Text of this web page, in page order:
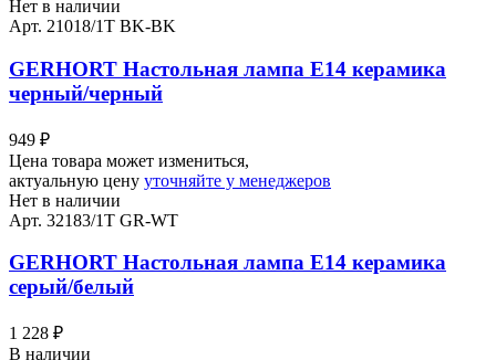
Нет в наличии
Арт. 21018/1T BK-BK
GERHORT Настольная лампа Е14 керамика
черный/черный
949 ₽
Цена товара может измениться,
актуальную цену уточняйте у менеджеров
Нет в наличии
Арт. 32183/1T GR-WT
GERHORT Настольная лампа Е14 керамика
серый/белый
1 228 ₽
В наличии